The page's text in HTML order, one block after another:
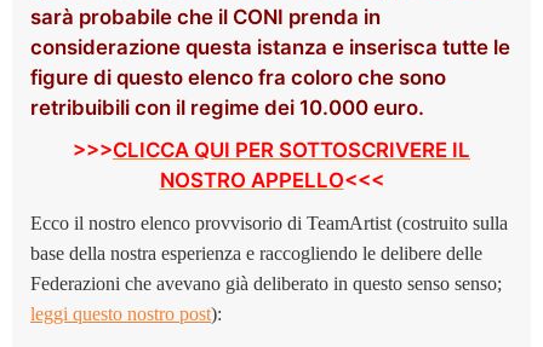
sarà probabile che il CONI prenda in
considerazione questa istanza e inserisca tutte le
figure di questo elenco fra coloro che sono
retribuibili con il regime dei 10.000 euro.
>>>CLICCA QUI PER SOTTOSCRIVERE IL
NOSTRO APPELLO<<<
Ecco il nostro elenco provvisorio di TeamArtist (costruito sulla
base della nostra esperienza e raccogliendo le delibere delle
Federazioni che avevano già deliberato in questo senso senso;
leggi questo nostro post):